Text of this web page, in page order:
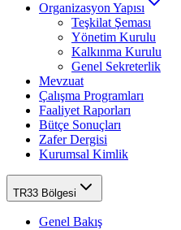
Organizasyon Yapısı
Teşkilat Şeması
Yönetim Kurulu
Kalkınma Kurulu
Genel Sekreterlik
Mevzuat
Çalışma Programları
Faaliyet Raporları
Bütçe Sonuçları
Zafer Dergisi
Kurumsal Kimlik
TR33 Bölgesi
Genel Bakış